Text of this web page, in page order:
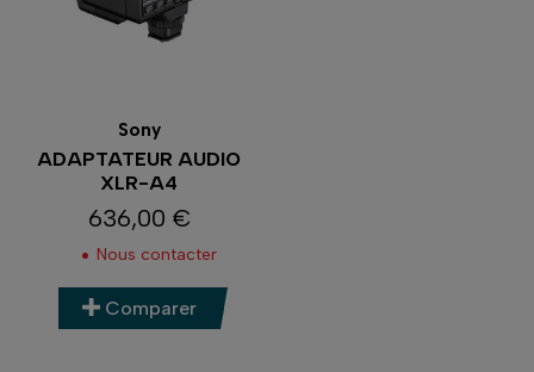
Sony
ADAPTATEUR AUDIO
XLR-A4
Prix
636,00 €
Nous contacter
Comparer